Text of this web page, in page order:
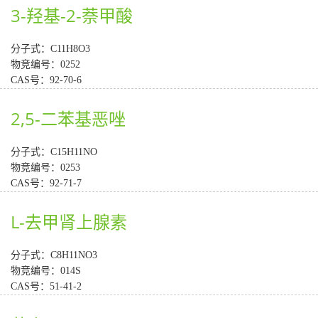
3-羟基-2-萘甲酸
分子式：C11H8O3
物竞编号：0252
CAS号：92-70-6
2,5-二苯基恶唑
分子式：C15H11NO
物竞编号：0253
CAS号：92-71-7
L-去甲肾上腺素
分子式：C8H11NO3
物竞编号：014S
CAS号：51-41-2